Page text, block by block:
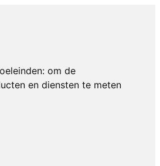
om de
en diensten te meten